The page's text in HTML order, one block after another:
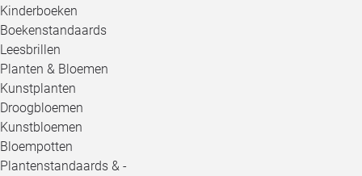
Kinderboeken
Boekenstandaards
Leesbrillen
Planten & Bloemen
Kunstplanten
Droogbloemen
Kunstbloemen
Bloempotten
Plantenstandaards & -